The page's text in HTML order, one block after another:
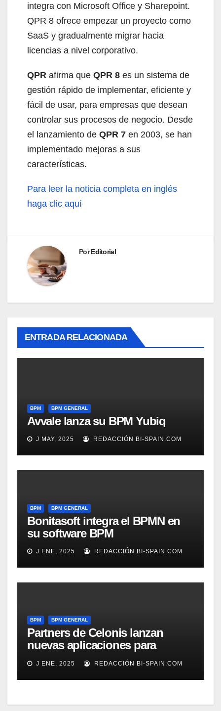
integra con Microsoft Office y Sharepoint.
QPR 8 ofrece empezar un proyecto como
SaaS y gradualmente migrar hacia
licencias a nivel corporativo.
QPR afirma que QPR 8 es un sistema de
gestión rápido de implementar, eficiente y
fácil de usar, para empresas que desean
controlar sus procesos de negocio. Desde
el lanzamiento de QPR 7 en 2003, se han
implementado mejoras a sus
características.
Para leer la noticia completa en inglés
haga clic aquí
PorEditorial
ENTRADA RELACIONADA
BPM BPM GENERAL
Avvale lanza su BPM Yubiq
J MAY, 2025 REDACCIÓN BI-SPAIN.COM
BPM BPM GENERAL
Bonitasoft integra el BPMN en
su software BPM
J ENE, 2025 REDACCIÓN BI-SPAIN.COM
BPM BPM GENERAL
Partners de Celonis lanzan
nuevas aplicaciones para
automarizar migración a SAP o
Gestión de Reclamaciones en
Seguros
J ENE, 2025 REDACCIÓN BI-SPAIN.COM